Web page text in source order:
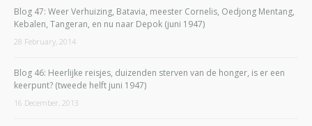
Blog 47: Weer Verhuizing, Batavia, meester Cornelis, Oedjong Mentang,
Kebalen, Tangeran, en nu naar Depok (juni 1947)
28 February, 2014
Blog 46: Heerlijke reisjes, duizenden sterven van de honger, is er een
keerpunt? (tweede helft juni 1947)
16 December, 2013